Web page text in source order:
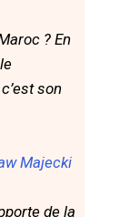
? En
son
Majecki
de la